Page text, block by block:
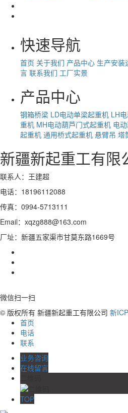
快速导航
首页 关于我们 产品中心 生产安装
言 联系我们 工厂实景
产品中心
钢箱桥梁 LD电动单梁起重机 LH
重机 MH电动葫芦门式起重机 电
起重机 通用桥式起重机 悬臂吊 塔
新疆新起重工有限
联系人：王建超
电话：18196112088
传真：0994-5713111
Email：xqzg888@163.com
厂址：新疆五家渠市甘莫东路1669号
微信扫一扫
© 版权所有 新疆新起重工有限公司 新
首页
电话
联系
业务咨询
在线留言
TOP